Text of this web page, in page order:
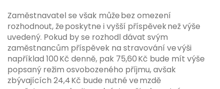
Zaměstnavatel se však může bez omezení
rozhodnout, že poskytne i vyšší příspěvek než výše
uvedený. Pokud by se rozhodl dávat svým
zaměstnancům příspěvek na stravování ve výši
například 100 Kč denně, pak 75,60 Kč bude mít výše
popsaný režim osvobozeného příjmu, avšak
zbývajících 24,4 Kč bude nutné ve mzdě